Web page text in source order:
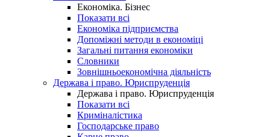
Економіка. Бізнес
Показати всі
Економіка підприємства
Допоміжні методи в економіці
Загальні питання економіки
Словники
Зовнішньоекономічна діяльність
Держава і право. Юриспруденція
Держава і право. Юриспруденція
Показати всі
Криміналістика
Господарське право